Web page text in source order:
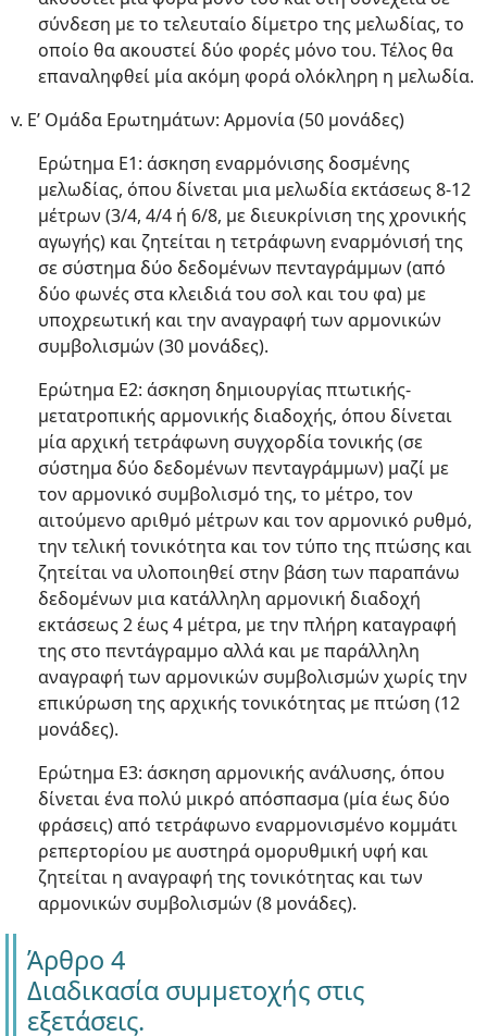
σύνδεση με το τελευταίο δίμετρο της μελωδίας, το
οποίο θα ακουστεί δύο φορές μόνο του. Τέλος θα
επαναληφθεί μία ακόμη φορά ολόκληρη η μελωδία.
v. Ε’ Ομάδα Ερωτημάτων: Αρμονία (50 μονάδες)
Ερώτημα Ε1: άσκηση εναρμόνισης δοσμένης
μελωδίας, όπου δίνεται μια μελωδία εκτάσεως 8-12
μέτρων (3/4, 4/4 ή 6/8, με διευκρίνιση της χρονικής
αγωγής) και ζητείται η τετράφωνη εναρμόνισή της
σε σύστημα δύο δεδομένων πενταγράμμων (από
δύο φωνές στα κλειδιά του σολ και του φα) με
υποχρεωτική και την αναγραφή των αρμονικών
συμβολισμών (30 μονάδες).
Ερώτημα Ε2: άσκηση δημιουργίας πτωτικής-
μετατροπικής αρμονικής διαδοχής, όπου δίνεται
μία αρχική τετράφωνη συγχορδία τονικής (σε
σύστημα δύο δεδομένων πενταγράμμων) μαζί με
τον αρμονικό συμβολισμό της, το μέτρο, τον
αιτούμενο αριθμό μέτρων και τον αρμονικό ρυθμό,
την τελική τονικότητα και τον τύπο της πτώσης και
ζητείται να υλοποιηθεί στην βάση των παραπάνω
δεδομένων μια κατάλληλη αρμονική διαδοχή
εκτάσεως 2 έως 4 μέτρα, με την πλήρη καταγραφή
της στο πεντάγραμμο αλλά και με παράλληλη
αναγραφή των αρμονικών συμβολισμών χωρίς την
επικύρωση της αρχικής τονικότητας με πτώση (12
μονάδες).
Ερώτημα Ε3: άσκηση αρμονικής ανάλυσης, όπου
δίνεται ένα πολύ μικρό απόσπασμα (μία έως δύο
φράσεις) από τετράφωνο εναρμονισμένο κομμάτι
ρεπερτορίου με αυστηρά ομορυθμική υφή και
ζητείται η αναγραφή της τονικότητας και των
αρμονικών συμβολισμών (8 μονάδες).
Άρθρο 4
Διαδικασία συμμετοχής στις
εξετάσεις.